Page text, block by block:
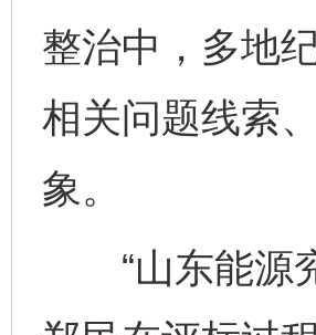
整治中，多地
相关问题线索
象。
“山东能源兖